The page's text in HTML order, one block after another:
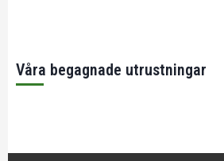
Våra begagnade utrustningar